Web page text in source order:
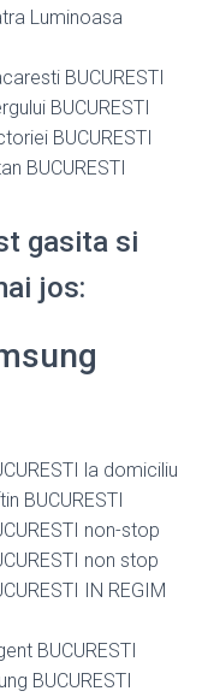
Luminoasa
BUCURESTI
BUCURESTI
BUCURESTI
BUCURESTI
gasita si
jos:
la domiciliu
BUCURESTI
non-stop
non stop
IN REGIM
BUCURESTI
BUCURESTI